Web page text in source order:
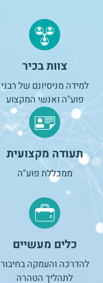
צוות בכיר
למידה מניסיונם של רבני
פוע"ה ואנשי המקצוע
תעודה מקצועית
ממכללת פוע"ה
כלים מעשיים
להדרכה והעמקה בחיבור
לתהליך הטהרה